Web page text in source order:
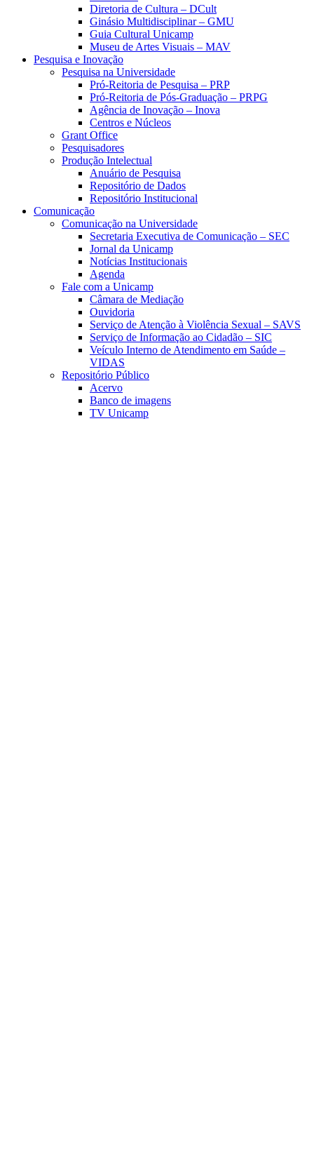
Diretoria de Cultura – DCult
Ginásio Multidisciplinar – GMU
Guia Cultural Unicamp
Museu de Artes Visuais – MAV
Pesquisa e Inovação
Pesquisa na Universidade
Pró-Reitoria de Pesquisa – PRP
Pró-Reitoria de Pós-Graduação – PRPG
Agência de Inovação – Inova
Centros e Núcleos
Grant Office
Pesquisadores
Produção Intelectual
Anuário de Pesquisa
Repositório de Dados
Repositório Institucional
Comunicação
Comunicação na Universidade
Secretaria Executiva de Comunicação – SEC
Jornal da Unicamp
Notícias Institucionais
Agenda
Fale com a Unicamp
Câmara de Mediação
Ouvidoria
Serviço de Atenção à Violência Sexual – SAVS
Serviço de Informação ao Cidadão – SIC
Veículo Interno de Atendimento em Saúde –
VIDAS
Repositório Público
Acervo
Banco de imagens
TV Unicamp